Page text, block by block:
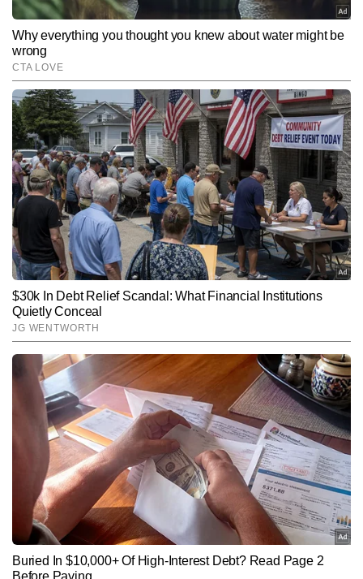
सरल, प्रभावी और पाठकों से जुड़ने वाली भाषा में ढालने में दक्ष हैं।
SUBMIT